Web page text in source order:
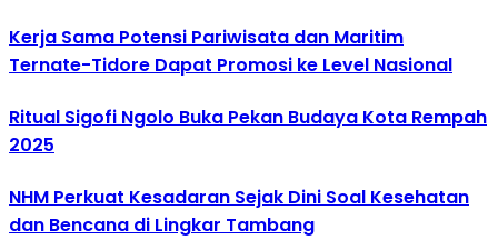
Kerja Sama Potensi Pariwisata dan Maritim
Ternate-Tidore Dapat Promosi ke Level Nasional
Ritual Sigofi Ngolo Buka Pekan Budaya Kota Rempah
2025
NHM Perkuat Kesadaran Sejak Dini Soal Kesehatan
dan Bencana di Lingkar Tambang